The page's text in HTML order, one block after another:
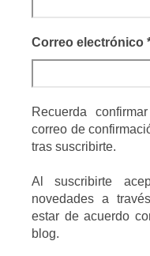
Correo electrónico
Recuerda
correo de
tras suscribirte.
Al suscribirte
novedades a
estar de acuerdo
blog.